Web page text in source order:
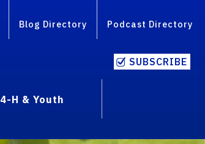
Blog Directory Podcast Directory
SUBSCRIBE
4-H & Youth